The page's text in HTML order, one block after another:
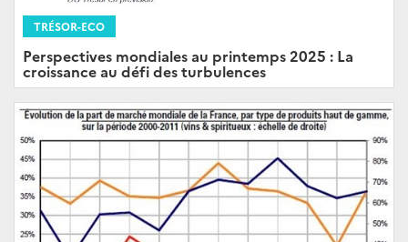
TRÉSOR-ECO
Perspectives mondiales au printemps 2025 : La
croissance au défi des turbulences